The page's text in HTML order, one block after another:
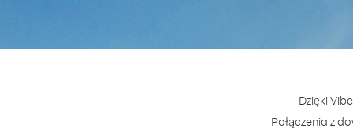
Dzięki
Połączenia z